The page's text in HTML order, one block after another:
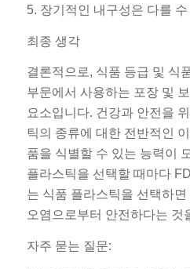
5. 장기적인 내구성은 다를
최종 생각
결론적으로, 식품 등급 및 식
부문에서 사용하는 포장 및
요소입니다. 건강과 안전을
틱의 종류에 대한 전반적인
품을 식별할 수 있는 능력이
플라스틱을 선택할 때마다
는 식품 플라스틱을 선택하
오염으로부터 안전하다는 것
자주 묻는 질문: